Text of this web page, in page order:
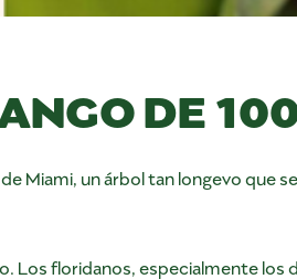
DE
Miami, un árbol tan longevo que
Los floridanos, especialmente los